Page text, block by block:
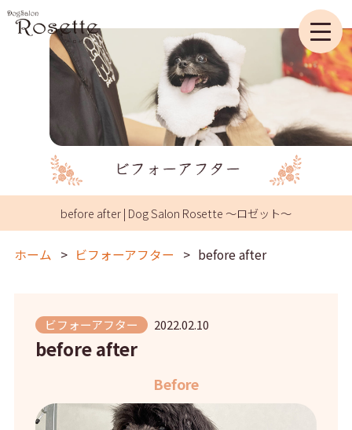
before after | Dog Salon Rosette ～ロゼット～
ホーム ビフォーアフター before after
ビフォーアフター 2022.02.10
before after
Before